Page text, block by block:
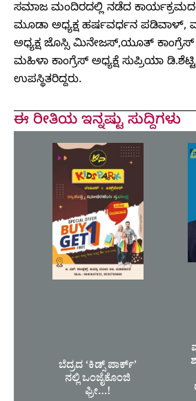
ಸಮಾಜ ಮಂದಿರದಲ್ಲಿ ನಡೆದ
ಮೂಡಾ ಅಧ್ಯಕ್ಷ ಹರ್ಷವರ್ಧನ ಪಡಿವಾಳ್,
ಅಧ್ಯಕ್ಷ ಜೊಸ್ಸಿ ಮಿನೇಜಸ್,ಯೂತ್
ಮಹಿಳಾ ಕಾಂಗ್ರೆಸ್ ಅಧ್ಯಕ್ಷೆ ಸುಪ್ರಿಯಾ
ಉಪಸ್ಥಿತರಿದ್ದರು.
ಈ ರೀತಿಯ ಇನ್ನಷ್ಟು ಸುದ್ದಿಗಳು
ಬೆದ್ರದ ‘ಕಿಡ್ಸ್ ಪಾರ್ಕ್’
ನಲ್ಲಿ ಒಂಜೈಕೊಂಜಿ
ಫ್ರೀ…!